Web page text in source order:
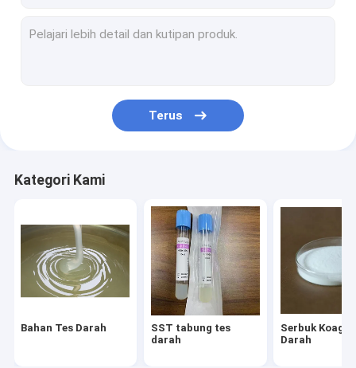
Terus
Kategori Kami
Bahan Tes Darah
SST tabung tes
darah
Serbuk
Darah